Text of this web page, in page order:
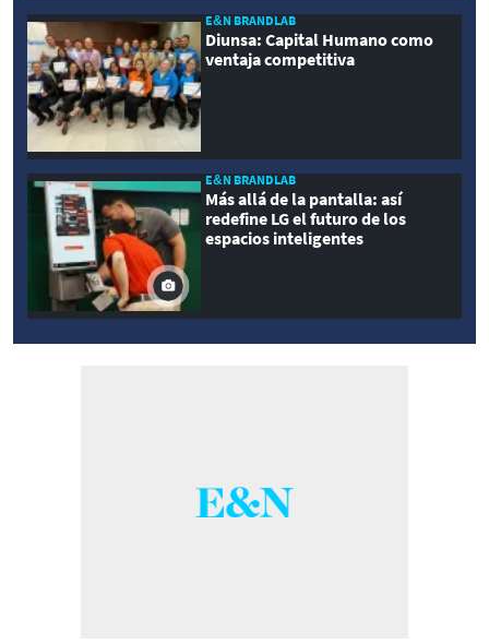
E&N BRANDLAB
Diunsa: Capital Humano como
ventaja competitiva
E&N BRANDLAB
Más allá de la pantalla: así
redefine LG el futuro de los
espacios inteligentes